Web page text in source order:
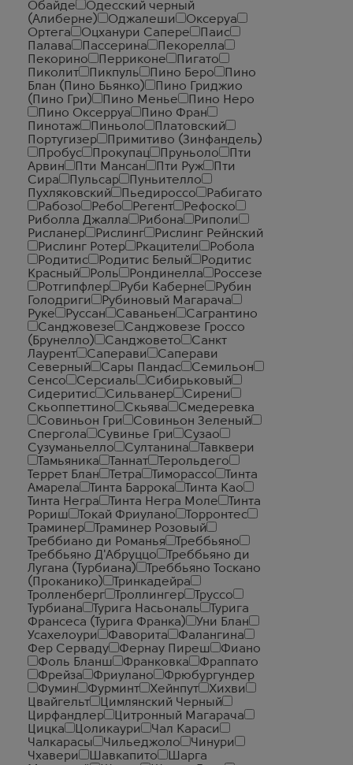
Обайде
Одесский черный
(Алиберне)
Оджалеши
Оксеруа
Ортега
Оцханури Сапере
Паис
Палава
Пассерина
Пекорелла
Пекорино
Перриконе
Пигато
Пиколит
Пикпуль Пино Беро
Пино
Блан (Пино Бьянко)
Пино Гриджио
(Пино Гри)
Пино Менье
Пино Неро
Пино Оксерруа
Пино Фран
Пинотаж
Пиньоло
Платовский
Португизер
Примитиво (Зинфандель)
Пробус
Прокупац Пруньоло
Пти
Арвин
Пти Мансан Пти Руж
Пти
Сира
Пульсар
Пуньителло
Пухляковский
Пьедироссо
Рабигато
Рабозо
Ребо Регент
Рефоско
Риболла Джалла
Рибона
Риполи
Рисланер
Рислинг
Рислинг Рейнский
Рислинг Ротер
Ркацители
Робола
Родитис
Родитис Белый
Родитис
Красный
Роль Рондинелла
Россезе
Ротгипфлер
Руби Каберне
Рубин
Голодриги
Рубиновый Магарача
Руке
Руссан Саваньен
Сагрантино
Санджовезе
Санджовезе Гроссо
(Брунелло)
Санджовето
Санкт
Лаурент
Саперави
Саперави
Северный
Сары Пандас
Семильон
Сенсо
Серсиаль
Сибирьковый
Сидеритис
Сильванер
Сирени
Скьоппеттино
Скьява
Смедеревка
Совиньон Гри
Совиньон Зеленый
Спергола
Сувинье Гри
Сузао
Сузуманьелло
Султанина
Тавквери
Тамьяника
Таннат
Терольдего
Террет Блан
Тетра Тиморассо
Тинта
Амарела
Тинта Баррока
Тинта Као
Тинта Негра
Тинта Негра Моле
Тинта
Рориш
Токай Фриулано
Торронтес
Траминер
Траминер Розовый
Треббиано ди Романья
Треббьяно
Треббьяно Д'Абруццо
Треббьяно ди
Лугана (Турбиана)
Треббьяно Тоскано
(Проканико)
Тринкадейра
Тролленберг
Троллингер
Труссо
Турбиана
Турига Насьональ
Турига
Франсеса (Турига Франка)
Уни Блан
Усахелоури
Фаворита
Фалангина
Фер Серваду
Фернау Пиреш
Фиано
Фоль Бланш
Франковка
Фраппато
Фрейза
Фриулано
Фрюбургундер
Фумин
Фурминт Хейнпут
Хихви
Цвайгельт
Цимлянский Черный
Цирфандлер
Цитронный Магарача
Цицка
Цоликаури
Чал Караси
Чалкарасы
Чильеджоло
Чинури
Чхавери
Шавкапито
Шарга